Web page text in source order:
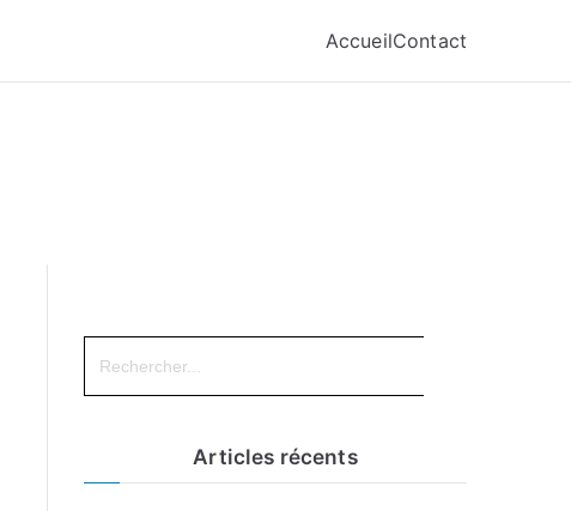
AccueilContact
Search
for:
Articles récents